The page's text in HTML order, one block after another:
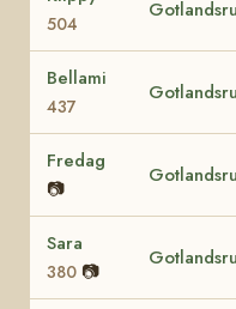
504
Bellami
437
Fredag
📷
Sara
380 📷